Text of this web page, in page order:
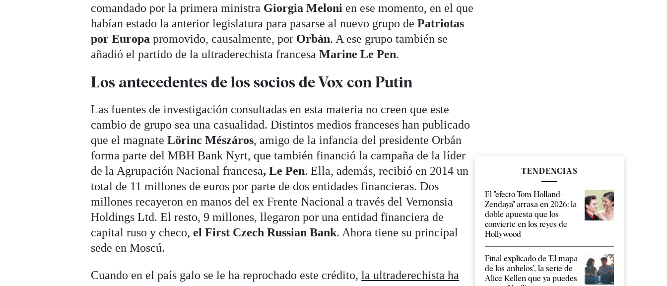
comandado por la primera ministra Giorgia Meloni en ese momento, en el que
habían estado la anterior legislatura para pasarse al nuevo grupo dePatriotas
por Europapromovido, causalmente, por Orbán. A ese grupo también se
añadió el partido de la ultraderechista francesaMarine Le Pen.
Los antecedentes de los socios de Vox con Putin
Las fuentes de investigación consultadas en esta materia no creen que este
cambio de grupo sea una casualidad. Distintos medios franceses han publicado
que el magnateLörinc Mészáros, amigo de la infancia del presidente Orbán
forma parte del MBH Bank Nyrt, que también financió la campaña de la líder
de la Agrupación Nacional francesa, Le Pen. Ella, además, recibió en 2014 un
total de 11 millones de euros por parte de dos entidades financieras. Dos
millones recayeron en manos del ex Frente Nacional a través del Vernonsia
Holdings Ltd. El resto, 9 millones, llegaron por una entidad financiera de
capital ruso y checo,el First Czech Russian Bank. Ahora tiene su principal
sede en Moscú.
Cuando en el país galo se le ha reprochado este crédito,la ultraderechista ha
TENDENCIAS
El "efecto Tom Holland-
Zendaya" arrasa en 2026: la
doble apuesta que los
convierte en los reyes de
Hollywood
Final explicado de 'El mapa
de los anhelos', la serie de
Alice Kellen que ya puedes